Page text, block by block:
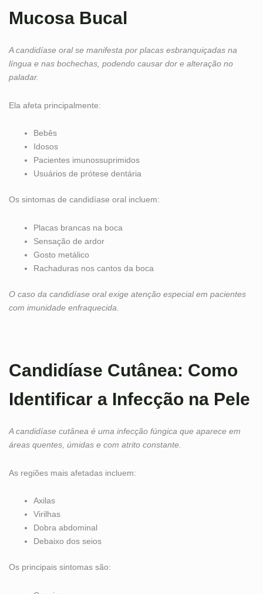
Mucosa Bucal
A candidíase oral se manifesta por placas esbranquiçadas na
língua e nas bochechas, podendo causar dor e alteração no
paladar.
Ela afeta principalmente:
Bebês
Idosos
Pacientes imunossuprimidos
Usuários de prótese dentária
Os sintomas de candidíase oral incluem:
Placas brancas na boca
Sensação de ardor
Gosto metálico
Rachaduras nos cantos da boca
O caso da candidíase oral exige atenção especial em pacientes
com imunidade enfraquecida.
Candidíase Cutânea: Como
Identificar a Infecção na Pele
A candidíase cutânea é uma infecção fúngica que aparece em
áreas quentes, úmidas e com atrito constante.
As regiões mais afetadas incluem:
Axilas
Virilhas
Dobra abdominal
Debaixo dos seios
Os principais sintomas são: